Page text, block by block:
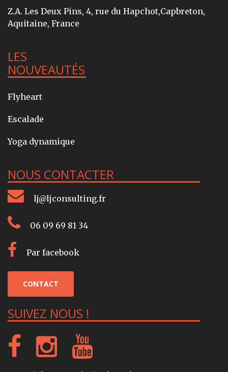
Z.A. Les Deux Pins, 4, rue du Hapchot,Capbreton,
Aquitaine, France
LES
NOUVEAUTÉS
Flyheart
Escalade
Yoga dynamique
NOUS CONTACTER
lj@ljconsulting.fr
06 09 69 81 34
Par facebook
CONTACT
SUIVEZ NOUS !